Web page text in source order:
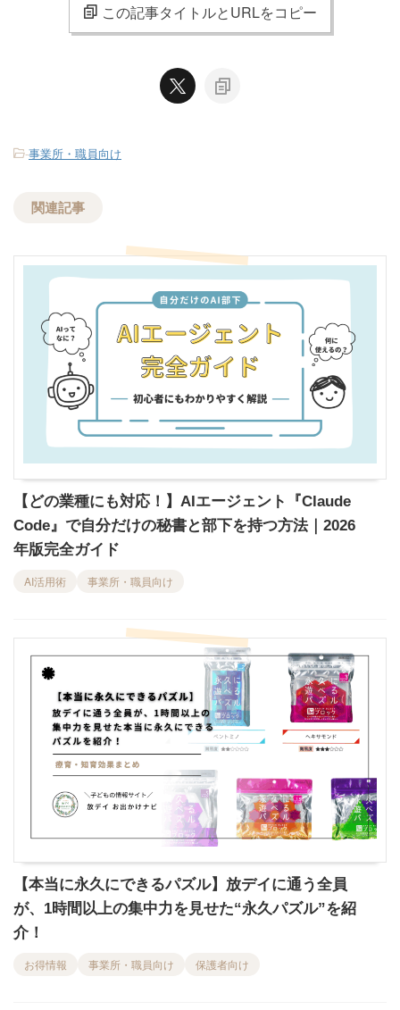
この記事タイトルとURLをコピー
-事業所・職員向け
関連記事
【どの業種にも対応！】AIエージェント『Claude
Code』で自分だけの秘書と部下を持つ方法｜2026
年版完全ガイド
AI活用術 事業所・職員向け
【本当に永久にできるパズル】放デイに通う全員
が、1時間以上の集中力を見せた“永久パズル”を紹
介！
お得情報 事業所・職員向け 保護者向け